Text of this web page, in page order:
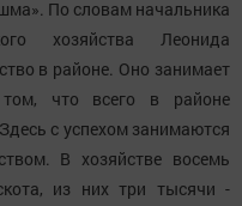
По словам начальника
хозяйства Леонида
в районе. Оно занимает
что всего в районе
с успехом занимаются
В хозяйстве восемь
из них три тысячи -